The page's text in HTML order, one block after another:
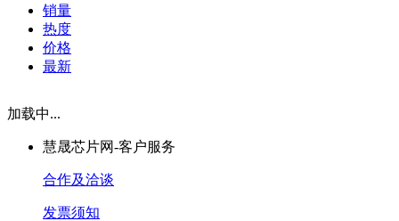
销量
热度
价格
最新
加载中...
慧晟芯片网-客户服务
合作及洽谈
发票须知